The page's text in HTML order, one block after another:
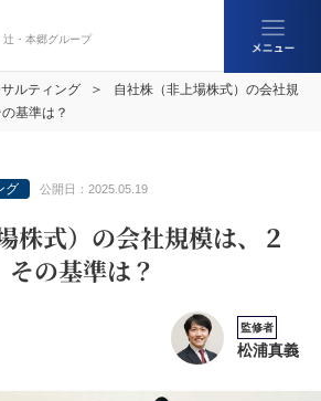
ルティング
自社株（非上場株式）の会社規
基準は？
グ 公開日： 2025.05.19
株式）の会社規模は、２
の基準は？
監修者
松浦真義